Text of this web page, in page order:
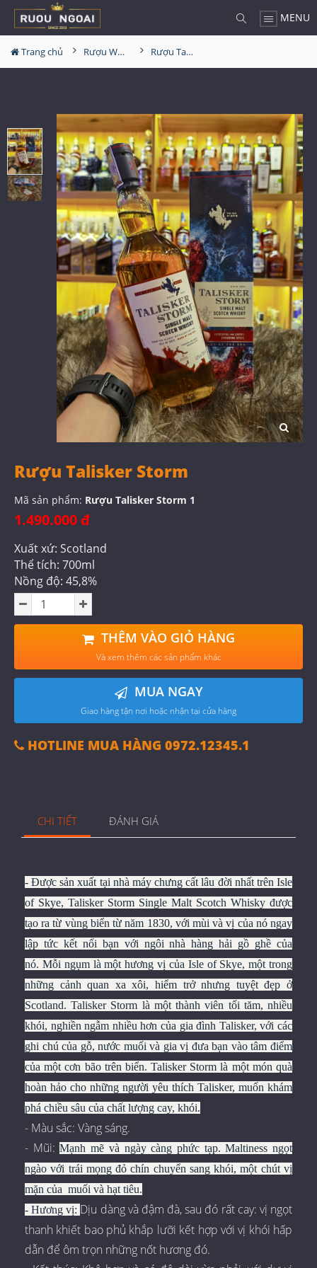
MENU
Trang chủ Rượu Whisky Rượu Talisker Storm
Rượu Talisker Storm
Mã sản phẩm: Rượu Talisker Storm 1
1.490.000 đ
Xuất xứ: Scotland
Thể tích: 700ml
Nồng độ: 45,8%
THÊM VÀO GIỎ HÀNG
Và xem thêm các sản phẩm khác
MUA NGAY
Giao hàng tận nơi hoặc nhận tại cửa hàng
HOTLINE MUA HÀNG 0972.12345.1
CHI TIẾT ĐÁNH GIÁ
- Được sản xuất tại nhà máy chưng cất lâu đời nhất trên Isle
of Skye, Talisker Storm Single Malt Scotch Whisky được
tạo ra từ vùng biển từ năm 1830, với mùi và vị của nó ngay
lập tức kết nối bạn với ngôi nhà hàng hải gồ ghề của
nó. Mỗi ngụm là một hương vị của Isle of Skye, một trong
những cảnh quan xa xôi, hiểm trở nhưng tuyệt đẹp ở
Scotland.Talisker Storm là một thành viên tối tăm, nhiều
khói, nghiền ngẫm nhiều hơn của gia đình Talisker, với các
ghi chú của gỗ, nước muối và gia vị đưa bạn vào tâm điểm
của một cơn bão trên biển.Talisker Storm là một món quà
hoàn hảo cho những người yêu thích Talisker, muốn khám
phá chiều sâu của chất lượng cay, khói.
- Màu sắc: Vàng sáng.
- Mũi:Mạnh mẽ và ngày càng phức tạp. Maltiness ngọt
ngào với trái mọng đỏ chín chuyển sang khói, một chút vị
mặn của muối và hạt tiêu.
- Hương vị: Dịu dàng và đậm đà, sau đó rất cay: vị ngọt
thanh khiết bao phủ khắp lưỡi kết hợp với vị khói hấp
dẫn để ôm trọn những nốt hương đó.